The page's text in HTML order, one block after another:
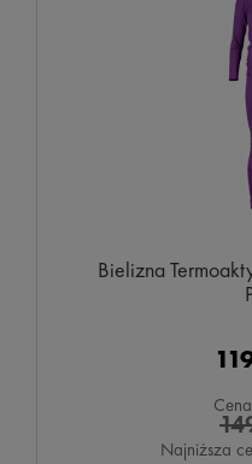
Bielizna
Najniższa